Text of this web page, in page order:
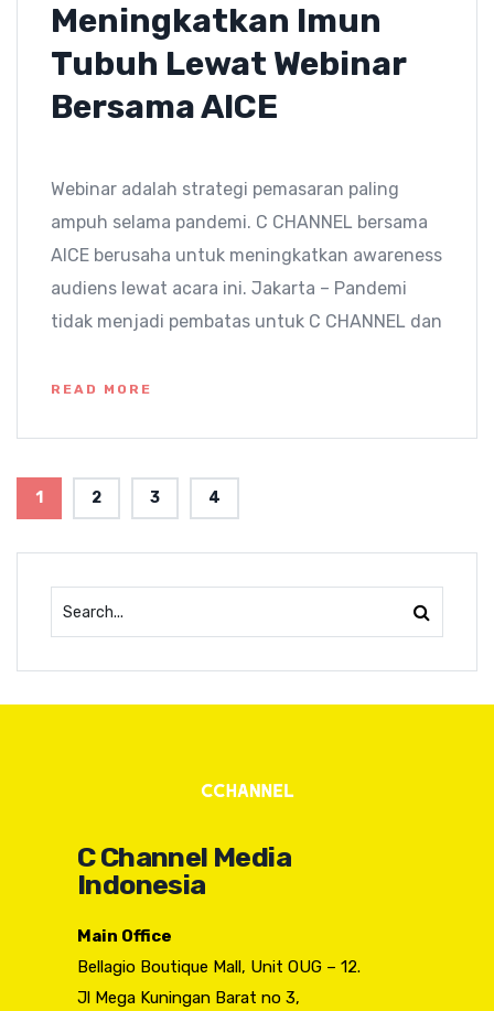
Meningkatkan Imun
Tubuh Lewat Webinar
Bersama AICE
Webinar adalah strategi pemasaran paling
ampuh selama pandemi. C CHANNEL bersama
AICE berusaha untuk meningkatkan awareness
audiens lewat acara ini. Jakarta – Pandemi
tidak menjadi pembatas untuk C CHANNEL dan
READ MORE
1 2 3 4
C Channel Media
Indonesia
Main Office
Bellagio Boutique Mall, Unit OUG – 12.
Jl Mega Kuningan Barat no 3,